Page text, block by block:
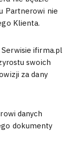
Partnerowi nie
Klienta.
ifirma.pl
swoich
za dany
danych
dokumenty